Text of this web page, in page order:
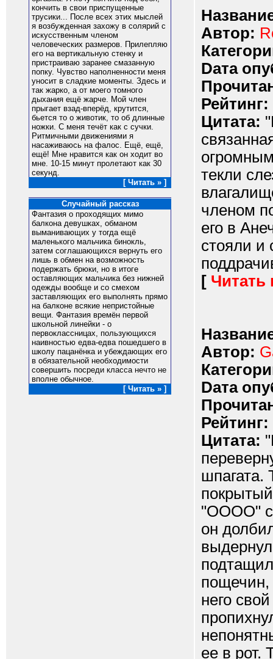
кончить в свои приспущенные
трусики... После всех этих мыслей
я возбужденная захожу в солярий с
искусственным членом
человеческих размеров. Прилепляю
его на вертикальную стенку и
пристраиваю заранее смазанную
попку. Чувство наполненности меня
уносит в сладкие моменты. Здесь и
так жарко, а от моего томного
дыхания ещё жарче. Мой член
прыгает взад-вперёд, крутится,
бьется то о животик, то об длинные
ножки. С меня течёт как с сучки.
Ритмичными движениями я
насаживаюсь на фалос. Ещё, ещё,
ещё! Мне нравится как он ходит во
мне. 10-15 минут пролетают как 30
секунд.
[ Читать » ]
Случайный рассказ
Фантазия о проходящих мимо
балкона девушках, обманом
выманивающих у тогда ещё
маленького мальчика бинокль,
затем соглашающихся вернуть его
лишь в обмен на возможность
подержать брюки, но в итоге
оставляющих мальчика без нижней
одежды вообще и со смехом
заставляющих его выполнять прямо
на балконе всякие непристойные
вещи. Фантазия времён первой
школьной линейки - о
первоклассницах, пользующихся
наивностью едва-едва пошедшего в
школу пацанёнка и убеждающих его
в обязательной необходимости
совершить посреди класса нечто не
вполне обычное.
[ Читать » ]
Автор:
Dата
Рейтинг:
Цитата:
текли
членом
его в
стояли и
[ Читать
Автор:
Dата
Рейтинг:
Цитата:
шпагата.
"ОООО"
он
пощечин,
него
ее в рот.